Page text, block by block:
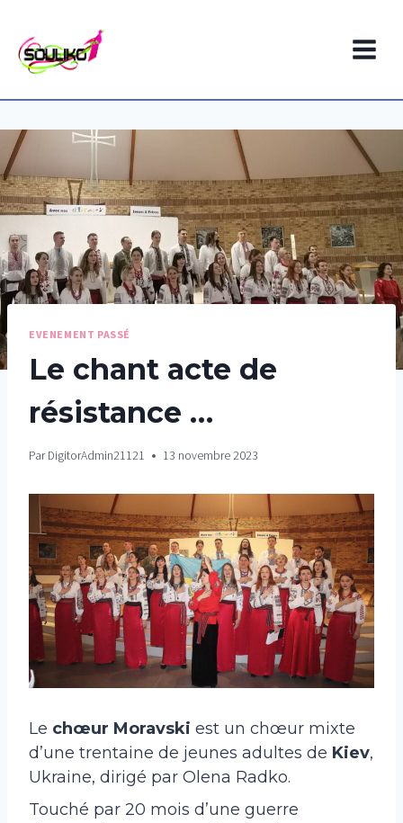
contenu
EVENEMENT PASSÉ
Le chant acte de
résistance …
Par DigitorAdmin21121 13 novembre 2023
Le chœur Moravski est un chœur mixte
d’une trentaine de jeunes adultes de Kiev,
Ukraine, dirigé par Olena Radko.
Touché par 20 mois d’une guerre